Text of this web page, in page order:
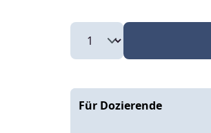
Für Dozierende